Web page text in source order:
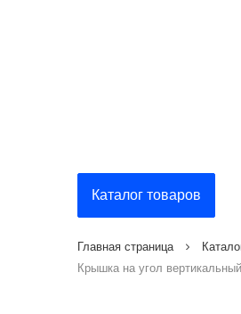
Каталог товаров
Главная страница
Крышка на угол